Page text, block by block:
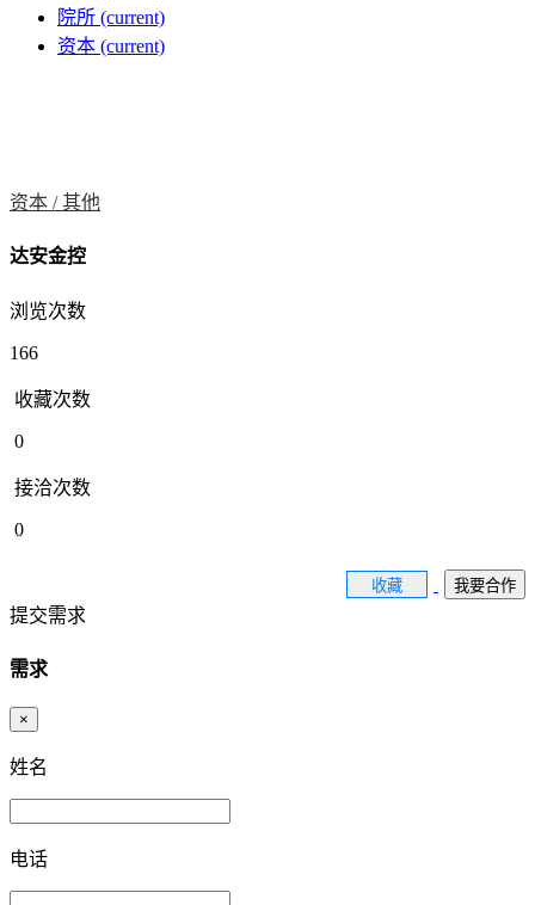
院所 (current)
资本 (current)
资本 /其他
达安金控
浏览次数
166
收藏次数
0
接洽次数
0
收藏 我要合作
提交需求
需求
×
姓名
电话